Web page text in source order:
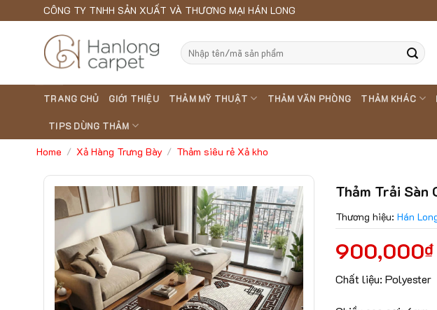
to
CÔNG TY TNHH SẢN XUẤT VÀ THƯƠNG MẠI HÁN LONG
Search
for:
TRANG CHỦ GIỚI THIỆU THẢM MỸ THUẬT THẢM VĂN PHÒNG THẢM KHÁC
TIPS DÙNG THẢM
Home / Xả Hàng Trưng Bày / Thảm siêu rẻ Xả kho
Thảm Trải Sàn
Thương hiệu: Hán
900,000₫
Chất liệu: Polyester